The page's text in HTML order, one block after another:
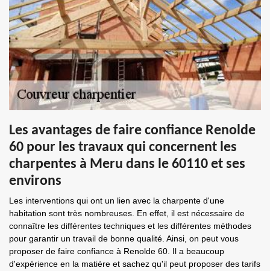
Les avantages de faire confiance Renolde
60 pour les travaux qui concernent les
charpentes à Meru dans le 60110 et ses
environs
Les interventions qui ont un lien avec la charpente d'une
habitation sont très nombreuses. En effet, il est nécessaire de
connaître les différentes techniques et les différentes méthodes
pour garantir un travail de bonne qualité. Ainsi, on peut vous
proposer de faire confiance à Renolde 60. Il a beaucoup
d'expérience en la matière et sachez qu'il peut proposer des tarifs